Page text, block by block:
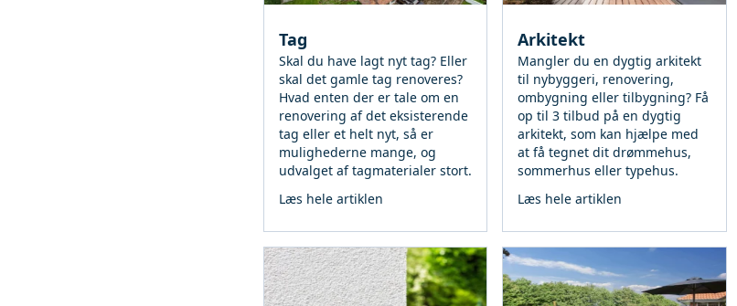
Tag
Skal du have lagt nyt tag? Eller
skal det gamle tag renoveres?
Hvad enten der er tale om en
renovering af det eksisterende
tag eller et helt nyt, så er
mulighederne mange, og
udvalget af tagmaterialer stort.
Læs hele artiklen
Arkitekt
Mangler du en dygtig arkitekt
til nybyggeri, renovering,
ombygning eller tilbygning? Få
op til 3 tilbud på en dygtig
arkitekt, som kan hjælpe med
at få tegnet dit drømmehus,
sommerhus eller typehus.
Læs hele artiklen